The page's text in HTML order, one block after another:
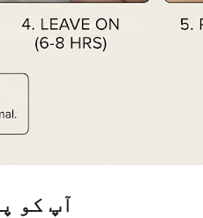
آپ کو